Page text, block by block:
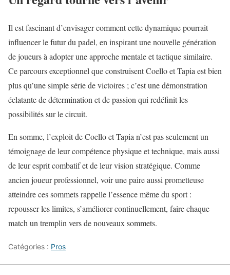
Il est fascinant d’envisager comment cette dynamique pourrait
influencer le futur du padel, en inspirant une nouvelle génération
de joueurs à adopter une approche mentale et tactique similaire.
Ce parcours exceptionnel que construisent Coello et Tapia est bien
plus qu’une simple série de victoires ; c’est une démonstration
éclatante de détermination et de passion qui redéfinit les
possibilités sur le circuit.
En somme, l’exploit de Coello et Tapia n’est pas seulement un
témoignage de leur compétence physique et technique, mais aussi
de leur esprit combatif et de leur vision stratégique. Comme
ancien joueur professionnel, voir une paire aussi prometteuse
atteindre ces sommets rappelle l’essence même du sport :
repousser les limites, s’améliorer continuellement, faire chaque
match un tremplin vers de nouveaux sommets.
Catégories : Pros